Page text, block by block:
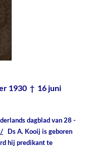
1930 † 16 juni
dagblad van 28 -
Ds A. Kooij is geboren
hij predikant te